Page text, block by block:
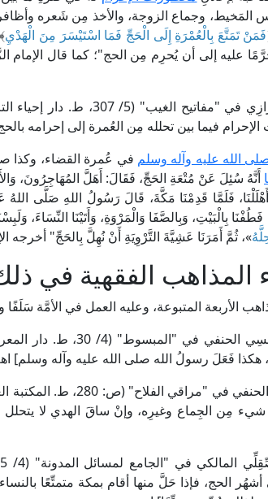
المَخيط، وجماع الزوجة، والأخذ مِن شَعره
فَمَنْ تَمَتَّعَ بِالْعُمْرَةِ إِلَى الْحَجِّ فَمَا اسْتَيْسَرَ مِنَ الْهَدْيِ
قال الإمام فخر الدين الرَّازِي في
فيما بين تحلله مِن العُمرة إلى إحرامه
الله عليه وآله وسلم في عُمرة القضاء، وكذا
أَنَّهُ سُئِلَ عَنْ مُتْعَةِ الحَجِّ، فَقَالَ: أَهَلَّ المُهَاجِرُونَ،
فَلَمَّا قَدِمْنَا مَكَّةَ، قَالَ رَسُولُ اللهِ صَلَّى اللهُ
فَطُفْنَا بِالْبَيْتِ، وَبِالصَّفَا وَالْمَرْوَةِ، وَأَتَيْنَا النِّسَاءَ،
»، ثُمَّ أَمَرَنَا عَشِيَّةَ التَّرْوِيَةِ أَنْ نُهِلَّ بِالحَجِّ"
الفقهية في
الأربعة المتبوعة، وعليه العمل في الأمَّة سَلَفًا
قال شمس الأئمة السَّرَخْسِي
فَعَلَ رسولُ الله صلى الله عليه وآله وسلم]
وقال العلامة الشُّرُنْبُلَالِي
مِن الجِماع وغيرِه، وإنْ ساقَ الهدي لا يتحلل
الحج، فإذا حَلَّ منها أقام بمكة متمتِّعًا